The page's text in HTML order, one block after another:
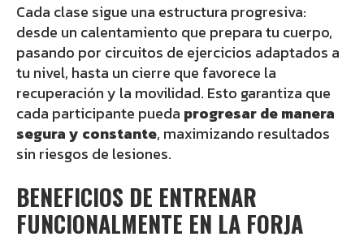
Cada clase sigue una estructura progresiva:
desde un calentamiento que prepara tu cuerpo,
pasando por circuitos de ejercicios adaptados a
tu nivel, hasta un cierre que favorece la
recuperación y la movilidad. Esto garantiza que
cada participante pueda progresar de manera
segura y constante, maximizando resultados
sin riesgos de lesiones.
BENEFICIOS DE ENTRENAR
FUNCIONALMENTE EN LA FORJA